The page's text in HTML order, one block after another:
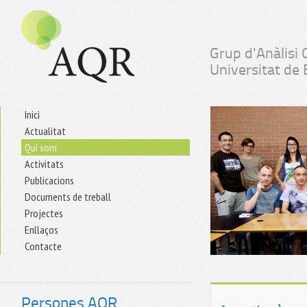
Grup d'Anàlisi
Universitat de
Inici
Actualitat
Qui som
Activitats
Publicacions
Documents de treball
Projectes
Enllaços
Contacte
Persones AQR